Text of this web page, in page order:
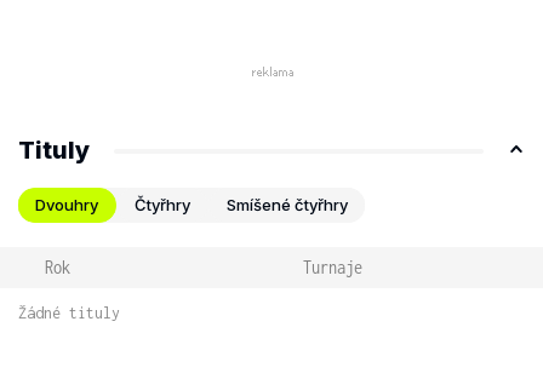
Tituly
Dvouhry Čtyřhry Smíšené čtyřhry
Rok Turnaje
Žádné tituly